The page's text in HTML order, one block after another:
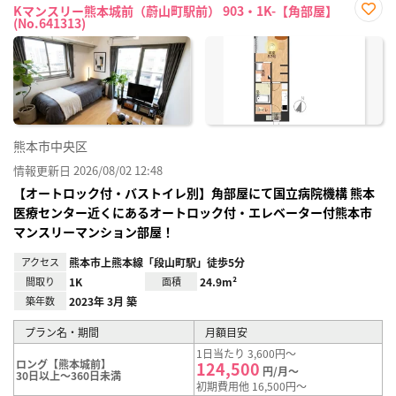
Kマンスリー熊本城前（蔚山町駅前） 903・1K-【角部屋】
(No.641313)
に入
熊本市中央区
情報更新日 2026/08/02 12:48
【オートロック付・バストイレ別】角部屋にて国立病院機構 熊本
医療センター近くにあるオートロック付・エレベーター付熊本市
マンスリーマンション部屋！
アクセス 熊本市上熊本線「段山町駅」徒歩5分
間取り 1K 面積 24.9m²
築年数 2023年 3月 築
プラン名・期間 月額目安
ロング【熊本城前】
30日以上～360日未満
1日当たり 3,600円～
124,500 円/月～
初期費用他 16,500円～